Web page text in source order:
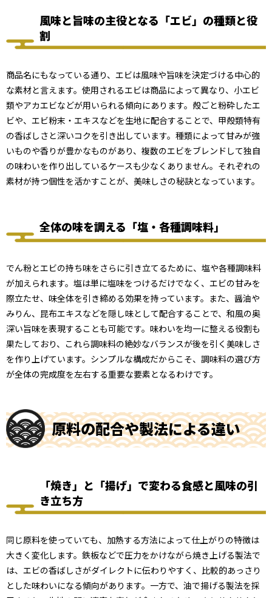
風味と旨味の主役となる「エビ」の種類と役
割
商品名にもなっている通り、エビは風味や旨味を決定づける中心的
な素材と言えます。使用されるエビは商品によって異なり、小エビ
類やアカエビなどが用いられる傾向にあります。殻ごと粉砕したエ
ビや、エビ粉末・エキスなどを生地に配合することで、甲殻類特有
の香ばしさと深いコクを引き出しています。種類によって甘みが強
いものや香りが豊かなものがあり、複数のエビをブレンドして独自
の味わいを作り出しているケースも少なくありません。それぞれの
素材が持つ個性を活かすことが、美味しさの秘訣となっています。
全体の味を調える「塩・各種調味料」
でん粉とエビの持ち味をさらに引き立てるために、塩や各種調味料
が加えられます。塩は単に塩味をつけるだけでなく、エビの甘みを
際立たせ、味全体を引き締める効果を持っています。また、醤油や
みりん、昆布エキスなどを隠し味として配合することで、和風の奥
深い旨味を表現することも可能です。味わいを均一に整える役割も
果たしており、これら調味料の絶妙なバランスが後を引く美味しさ
を作り上げています。シンプルな構成だからこそ、調味料の選び方
が全体の完成度を左右する重要な要素となるわけです。
原料の配合や製法による違い
「焼き」と「揚げ」で変わる食感と風味の引
き立ち方
同じ原料を使っていても、加熱する方法によって仕上がりの特徴は
大きく変化します。鉄板などで圧力をかけながら焼き上げる製法で
は、エビの香ばしさがダイレクトに伝わりやすく、比較的あっさり
とした味わいになる傾向があります。一方で、油で揚げる製法を採